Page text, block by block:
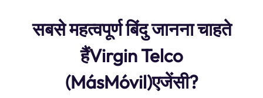
सबसे महत्वपूर्ण बिंदु जानना चाहते
हैंVirgin Telco
(MásMóvil)एजेंसी?